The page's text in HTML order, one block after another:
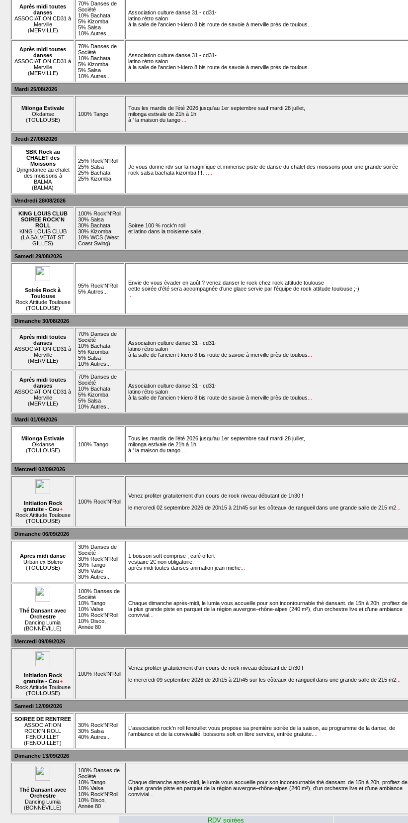
Après midi toutes
danses
ASSOCIATION CD31 à
Merville
(MERVILLE)
70% Danses de
Société
10% Bachata
5% Kizomba
5% Salsa
10% Autres...
Association culture danse 31 - cd31-
latino rétro salon
à la salle de l'ancien t-kiero 8 bis route de savoie à merville près de toulous
Après midi toutes
danses
ASSOCIATION CD31 à
Merville
(MERVILLE)
70% Danses de
Société
10% Bachata
5% Kizomba
5% Salsa
10% Autres...
Association culture danse 31 - cd31-
latino rétro salon
à la salle de l'ancien t-kiero 8 bis route de savoie à merville près de toulous
Mardi 25/08/2026
Milonga Estivale
Okdanse
(TOULOUSE)
100% Tango
Tous les mardis de l’été 2026 jusqu'au 1er septembre sauf mardi 28 juillet,
milonga estivale de 21h à 1h
à ' la maison du tango
Jeudi 27/08/2026
SBK Rock au
CHALET des
Moissons
Djingndance au chalet
des moissons à
BALMA
(BALMA)
25% Rock'N'Roll
25% Salsa
25% Bachata
25% Kizomba
Je vous donne rdv sur la magnifique et immense piste de danse du chalet des moissons pour une grande soirée
rock salsa bachata kizomba !!!…
Vendredi 28/08/2026
KING LOUIS CLUB
SOIREE ROCK'N
ROLL
KING LOUIS CLUB
(LA SALVETAT ST
GILLES)
100% Rock'N'Roll
30% Salsa
30% Bachata
30% Kizomba
10% WCS (West
Coast Swing)
Soiree 100 % rock'n roll
et latino dans la troisieme salle
Samedi 29/08/2026
Soirée Rock à
Toulouse
Rock Attitude Toulouse
(TOULOUSE)
95% Rock'N'Roll
5% Autres...
Envie de vous évader en août ? venez danser le rock chez rock attitude toulouse
cette soirée d'été sera accompagnée d'une glace servie par l'équipe de rock attitude toulouse ;-)
Dimanche 30/08/2026
Après midi toutes
danses
ASSOCIATION CD31 à
Merville
(MERVILLE)
70% Danses de
Société
10% Bachata
5% Kizomba
5% Salsa
10% Autres...
Association culture danse 31 - cd31-
latino rétro salon
à la salle de l'ancien t-kiero 8 bis route de savoie à merville près de toulous
Après midi toutes
danses
ASSOCIATION CD31 à
Merville
(MERVILLE)
70% Danses de
Société
10% Bachata
5% Kizomba
5% Salsa
10% Autres...
Association culture danse 31 - cd31-
latino rétro salon
à la salle de l'ancien t-kiero 8 bis route de savoie à merville près de toulous
Mardi 01/09/2026
Milonga Estivale
Okdanse
(TOULOUSE)
100% Tango
Tous les mardis de l’été 2026 jusqu'au 1er septembre sauf mardi 28 juillet,
milonga estivale de 21h à 1h
à ' la maison du tango
Mercredi 02/09/2026
Initiation Rock
gratuite - Cou+
Rock Attitude Toulouse
(TOULOUSE)
100% Rock'N'Roll
Venez profiter gratuitement d'un cours de rock niveau débutant de 1h30 !
le mercredi 02 septembre 2026 de 20h15 à 21h45 sur les côteaux de rangueil dans une grande salle de 215 m2
Dimanche 06/09/2026
Apres midi danse
Urban ex Bolero
(TOULOUSE)
30% Danses de
Société
30% Rock'N'Roll
30% Tango
30% Valse
30% Autres...
1 boisson soft comprise , café offert
vestiaire 2€ non obligatoire.
après midi toutes danses animation jean miche
Thé Dansant avec
Orchestre
Dancing Lumia
(BONNEVILLE)
100% Danses de
Société
10% Tango
10% Valse
10% Rock'N'Roll
10% Disco,
Année 80
Chaque dimanche après-midi, le lumia vous accueille pour son incontournable thé dansant. de 15h à 20h, profitez de
la plus grande piste en parquet de la région auvergne–rhône-alpes (240 m²), d’un orchestre live et d’une ambiance
convivial
Mercredi 09/09/2026
Initiation Rock
gratuite - Cou+
Rock Attitude Toulouse
(TOULOUSE)
100% Rock'N'Roll
Venez profiter gratuitement d'un cours de rock niveau débutant de 1h30 !
le mercredi 09 septembre 2026 de 20h15 à 21h45 sur les côteaux de rangueil dans une grande salle de 215 m2
Samedi 12/09/2026
SOIREE DE RENTREE
ASSOCIATION
ROCK'N ROLL
FENOUILLET
(FENOUILLET)
30% Rock'N'Roll
30% Salsa
40% Autres...
L'association rock'n roll fenouillet vous propose sa première soirée de la saison, au programme de la danse, de
l'ambiance et de la convivialité. boissons soft en libre service, entrée gratuite.
Dimanche 13/09/2026
Thé Dansant avec
Orchestre
Dancing Lumia
(BONNEVILLE)
100% Danses de
Société
10% Tango
10% Valse
10% Rock'N'Roll
10% Disco,
Année 80
Chaque dimanche après-midi, le lumia vous accueille pour son incontournable thé dansant. de 15h à 20h, profitez de
la plus grande piste en parquet de la région auvergne–rhône-alpes (240 m²), d’un orchestre live et d’une ambiance
convivial
RDV soirées